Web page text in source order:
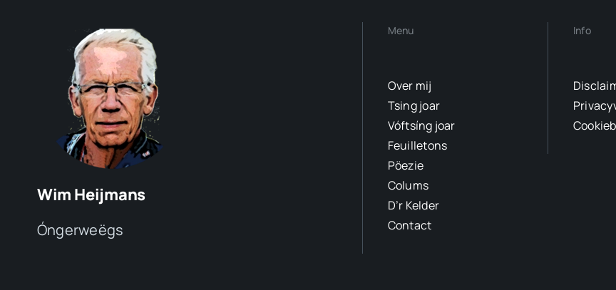
Wim Heijmans
Óngerweëgs
Menu
Over mij
Tsing joar
Vóftsíng joar
Feuilletons
Pöezie
Colums
D’r Kelder
Contact
Info